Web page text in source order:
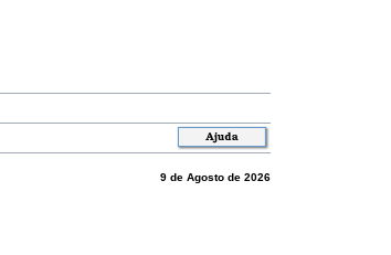
9 de Agosto de 2026